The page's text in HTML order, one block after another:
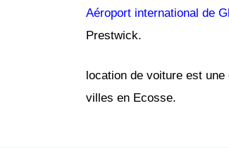
Aéroport international de
Prestwick.
location de voiture est
villes en Ecosse.